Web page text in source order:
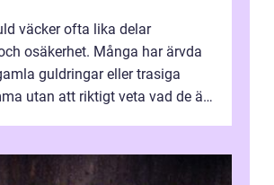
väcker ofta lika delar
osäkerhet. Många har ärvda
guldringar eller trasiga
utan att riktigt veta vad de är